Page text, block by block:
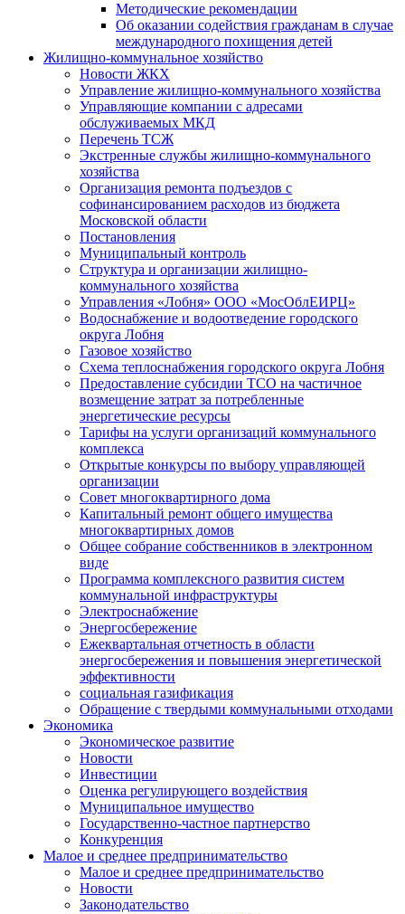
Методические рекомендации
Об оказании содействия гражданам в случае
международного похищения детей
Жилищно-коммунальное хозяйство
Новости ЖКХ
Управление жилищно-коммунального хозяйства
Управляющие компании с адресами
обслуживаемых МКД
Перечень ТСЖ
Экстренные службы жилищно-коммунального
хозяйства
Организация ремонта подъездов с
софинансированием расходов из бюджета
Московской области
Постановления
Муниципальный контроль
Структура и организации жилищно-
коммунального хозяйства
Управления «Лобня» ООО «МосОблЕИРЦ»
Водоснабжение и водоотведение городского
округа Лобня
Газовое хозяйство
Схема теплоснабжения городского округа Лобня
Предоставление субсидии ТСО на частичное
возмещение затрат за потребленные
энергетические ресурсы
Тарифы на услуги организаций коммунального
комплекса
Открытые конкурсы по выбору управляющей
организации
Совет многоквартирного дома
Капитальный ремонт общего имущества
многоквартирных домов
Общее собрание собственников в электронном
виде
Программа комплексного развития систем
коммунальной инфраструктуры
Электроснабжение
Энергосбережение
Ежеквартальная отчетность в области
энергосбережения и повышения энергетической
эффективности
социальная газификация
Обращение с твердыми коммунальными отходами
Экономика
Экономическое развитие
Новости
Инвестиции
Оценка регулирующего воздействия
Муниципальное имущество
Государственно-частное партнерство
Конкуренция
Малое и среднее предпринимательство
Малое и среднее предпринимательство
Новости
Законодательство